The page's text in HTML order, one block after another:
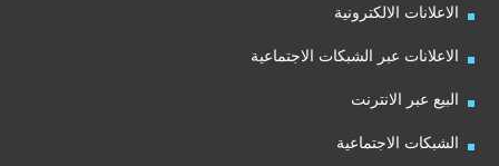
الاعلانات الالكترونية
الاعلانات عبر الشبكات الاجتماعية
البيع عبر الانترنت
الشبكات الاجتماعية